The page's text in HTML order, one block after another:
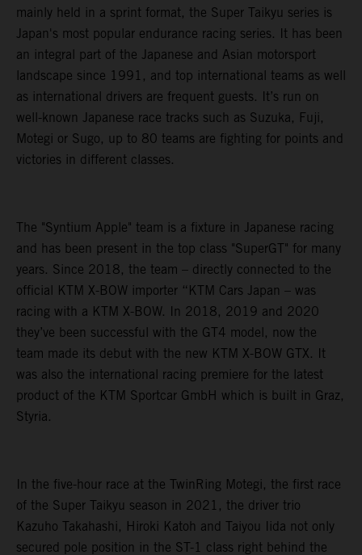
mainly held in a sprint format, the Super Taikyu series is
Japan's most popular endurance racing series. It has been
an integral part of the Japanese and Asian motorsport
landscape since 1991, and top international teams as well
as international drivers are frequent guests. It’s run on
well-known Japanese race tracks such as Suzuka, Fuji,
Motegi or Sugo, up to 80 teams are fighting for points and
victories in different classes.
The "Syntium Apple" team is a fixture in Japanese racing
and has been present in the top class "SuperGT" for many
years. Since 2018, the team – directly connected to the
official KTM X-BOW importer “KTM Cars Japan – was
racing with a KTM X-BOW. In 2018, 2019 and 2020
they’ve been successful with the GT4 model, now the
team made its debut with the new KTM X-BOW GTX. It
was also the international racing premiere for the latest
product of the KTM Sportcar GmbH which is built in Graz,
Styria.
In the five-hour race at the TwinRing Motegi, the first race
of the Super Taikyu season in 2021, the driver trio
Kazuho Takahashi, Hiroki Katoh and Taiyou Iida not only
secured pole position in the ST-1 class right behind the